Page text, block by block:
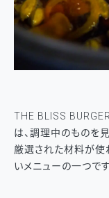
THE BLISS
は、調理中のものを
厳選された材料が使
いメニューの一つです